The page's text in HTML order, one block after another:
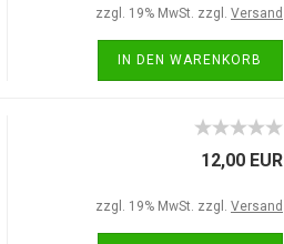
zzgl. 19% MwSt. zzgl. Versand
IN DEN WARENKORB
12,00 EUR
zzgl. 19% MwSt. zzgl. Versand